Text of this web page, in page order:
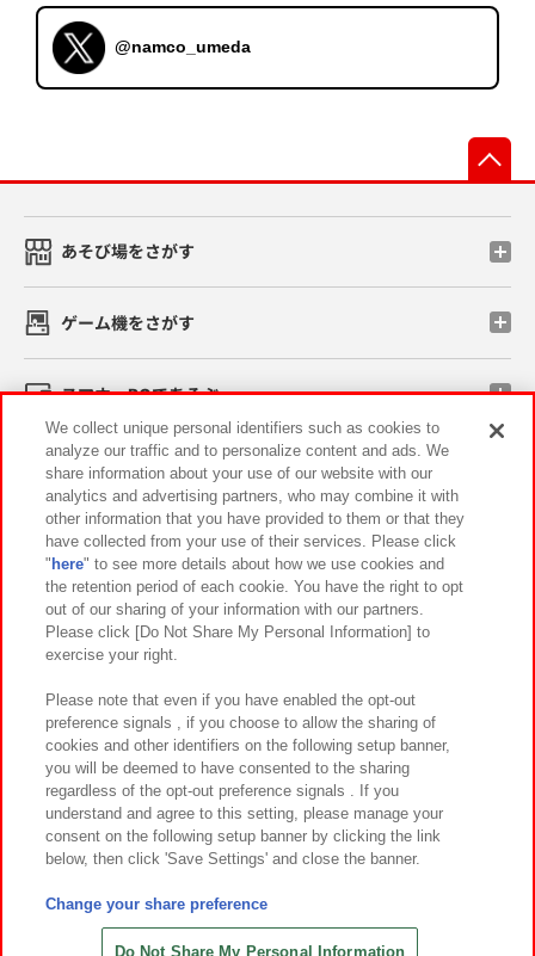
@namco_umeda
あそび場をさがす
ゲーム機をさがす
スマホ・PCであそぶ
イベント・キャンペーン
関連会社 サステナビリティ サイトポリシー
プライバシーポリシー ウェブアクセシビリティ方針と検証結果
お取引先さまとともに
カスタマーハラスメント対応方針 よくあるご質問・お問い合わせ
©Bandai Namco Amusement Inc.
©Bandai Namco Amusement Lab Inc.
©HANAYASHIKI Co., Ltd. All Rights Reserved.
We collect unique personal identifiers such as cookies to
analyze our traffic and to personalize content and ads. We
share information about your use of our website with our
analytics and advertising partners, who may combine it with
other information that you have provided to them or that they
have collected from your use of their services. Please click
" here" to see more details about how we use cookies and
the retention period of each cookie. You have the right to opt
out of our sharing of your information with our partners.
Please click [Do Not Share My Personal Information] to
exercise your right.
Please note that even if you have enabled the opt-out
preference signals , if you choose to allow the sharing of
cookies and other identifiers on the following setup banner,
you will be deemed to have consented to the sharing
regardless of the opt-out preference signals . If you
understand and agree to this setting, please manage your
consent on the following setup banner by clicking the link
below, then click 'Save Settings' and close the banner.
Change your share preference
Do Not Share My Personal Information